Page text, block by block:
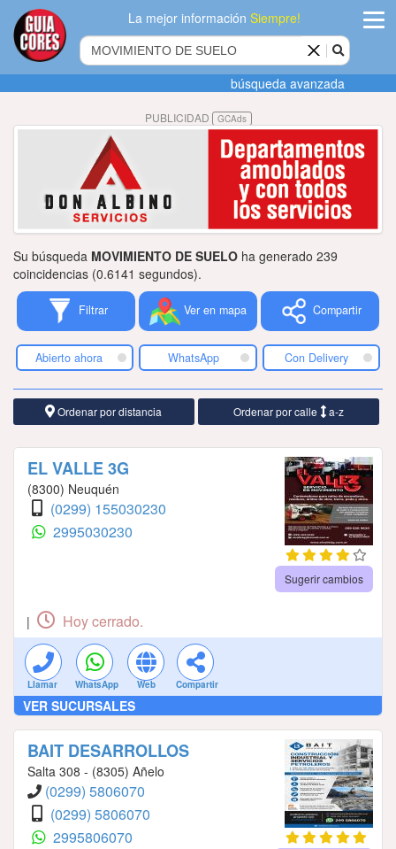
La mejor informaciónSiempre!
Agregar
empresa
Actualizar
datos
Publicidad
Tiendacores
Contactenos
búsqueda avanzada
PUBLICIDAD GCAds
Su búsqueda MOVIMIENTO DE SUELO ha generado 239
coincidencias (0.6141 segundos).
Filtrar Ver en mapa Compartir
Abierto ahora WhatsApp Con Delivery
Ordenar por distancia Ordenar por calle a-z
EL VALLE 3G
(8300) Neuquén
(0299) 155030230
2995030230
Sugerir cambios
| Hoy cerrado.
Llamar WhatsApp Web Compartir
VER SUCURSALES
BAIT DESARROLLOS
Salta 308 - (8305) Añelo
(0299) 5806070
(0299) 5806070
2995806070